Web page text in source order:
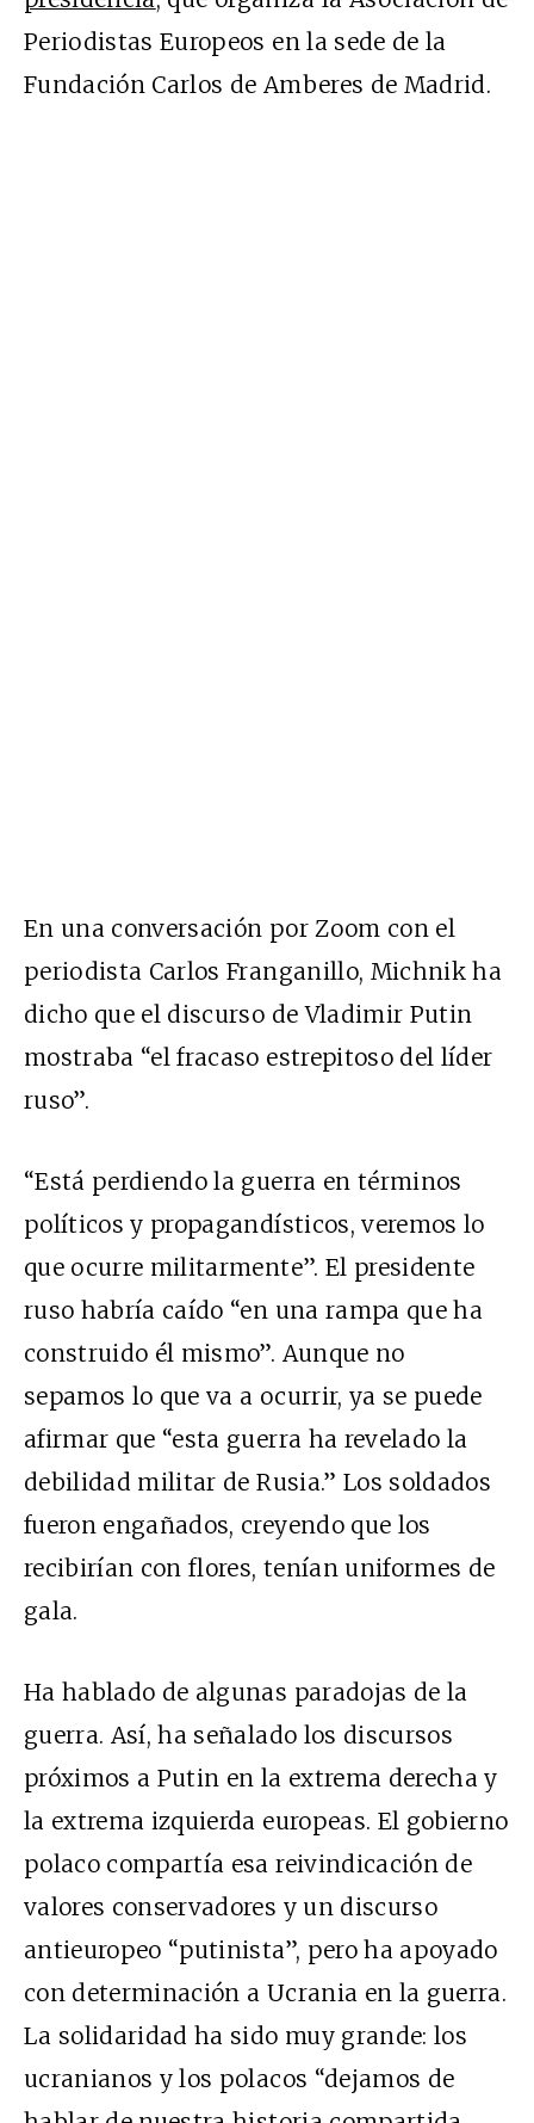
Periodistas Europeos en la sede de la
Fundación Carlos de Amberes de Madrid.
En una conversación por Zoom con el
periodista Carlos Franganillo, Michnik ha
dicho que el discurso de Vladimir Putin
mostraba “el fracaso estrepitoso del líder
ruso”.
“Está perdiendo la guerra en términos
políticos y propagandísticos, veremos lo
que ocurre militarmente”. El presidente
ruso habría caído “en una rampa que ha
construido él mismo”. Aunque no
sepamos lo que va a ocurrir, ya se puede
afirmar que “esta guerra ha revelado la
debilidad militar de Rusia.” Los soldados
fueron engañados, creyendo que los
recibirían con flores, tenían uniformes de
gala.
Ha hablado de algunas paradojas de la
guerra. Así, ha señalado los discursos
próximos a Putin en la extrema derecha y
la extrema izquierda europeas. El gobierno
polaco compartía esa reivindicación de
valores conservadores y un discurso
antieuropeo “putinista”, pero ha apoyado
con determinación a Ucrania en la guerra.
La solidaridad ha sido muy grande: los
ucranianos y los polacos “dejamos de